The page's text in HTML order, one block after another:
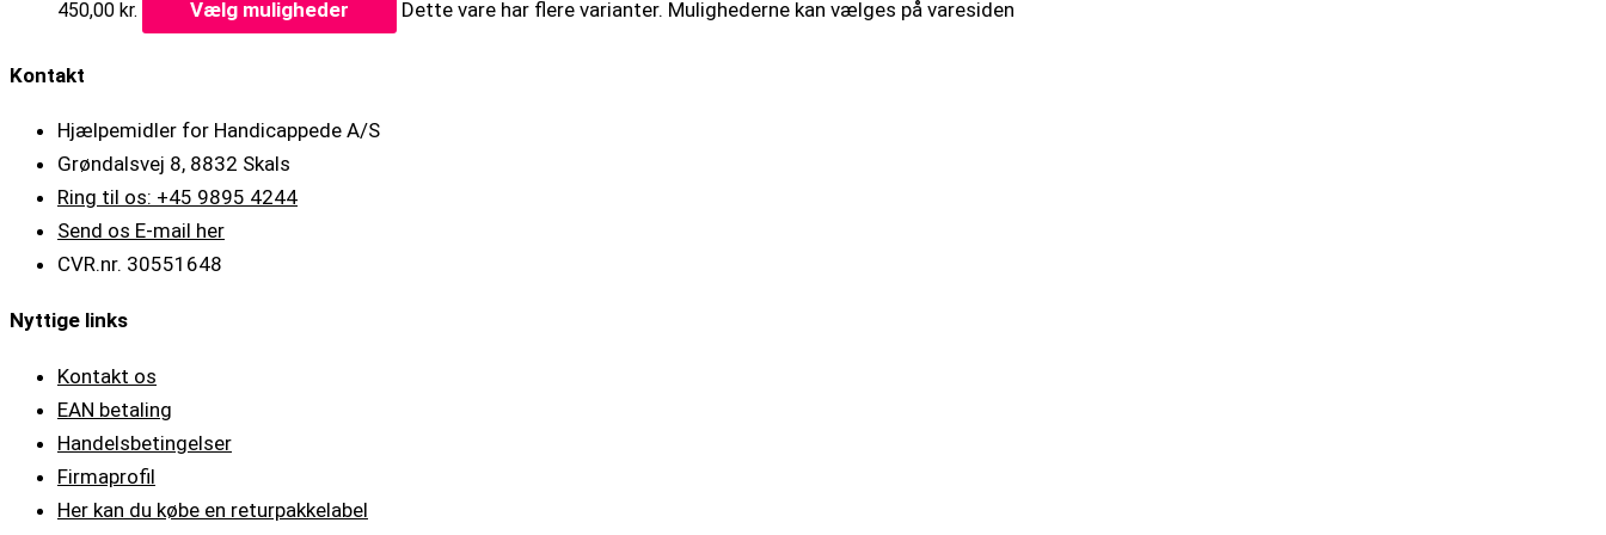
450,00 kr. Vælg muligheder Dette vare har flere varianter. Mulighederne kan vælges på varesiden
Kontakt
Hjælpemidler for Handicappede A/S
Grøndalsvej 8, 8832 Skals
Ring til os: +45 9895 4244
Send os E-mail her
CVR.nr. 30551648
Nyttige links
Kontakt os
EAN betaling
Handelsbetingelser
Firmaprofil
Her kan du købe en returpakkelabel